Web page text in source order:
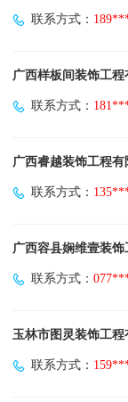
联系方式：
广西样板间装饰工程
联系方式：
广西睿越装饰工程有
联系方式：
广西容县娴维壹装饰
联系方式：
玉林市图灵装饰工程
联系方式：